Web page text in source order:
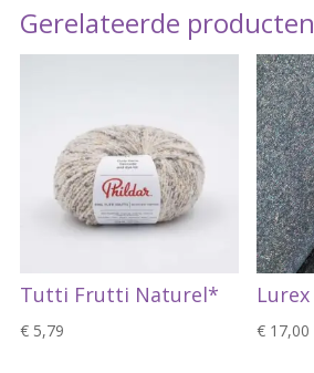
Gerelateerde producten
Tutti Frutti Naturel*
€5,79 € 17,00